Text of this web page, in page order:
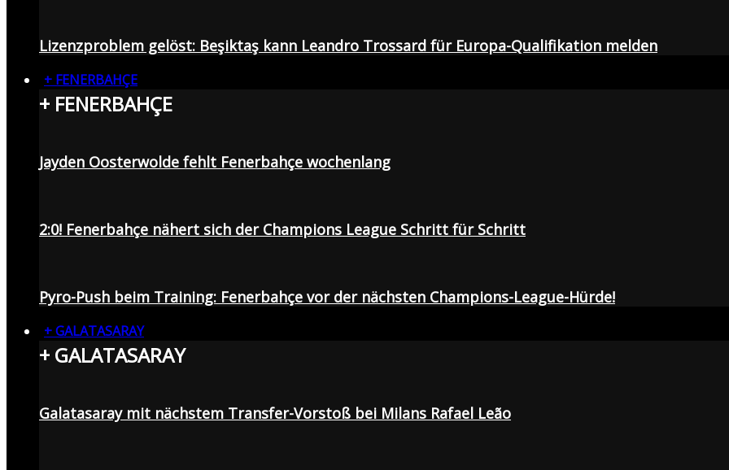
Lizenzproblem gelöst: Beşiktaş kann Leandro Trossard für Europa-Qualifikation melden
+ FENERBAHÇE
+ FENERBAHÇE
Jayden Oosterwolde fehlt Fenerbahçe wochenlang
2:0! Fenerbahçe nähert sich der Champions League Schritt für Schritt
Pyro-Push beim Training: Fenerbahçe vor der nächsten Champions-League-Hürde!
+ GALATASARAY
+ GALATASARAY
Galatasaray mit nächstem Transfer-Vorstoß bei Milans Rafael Leão